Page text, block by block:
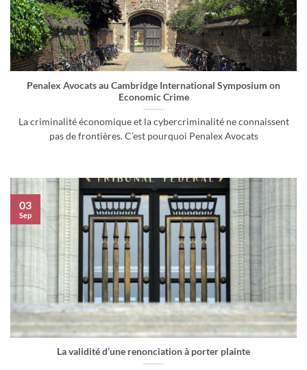
Penalex Avocats au Cambridge International Symposium on
Economic Crime
La criminalité économique et la cybercriminalité ne connaissent
pas de frontières. C’est pourquoi Penalex Avocats
La validité d’une renonciation à porter plainte
03
Sep